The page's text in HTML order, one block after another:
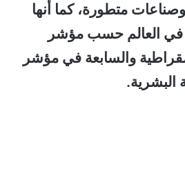
متطورة، كما أنها
في العالم حسب مؤشر
والسابعة في مؤشر
البشرية.